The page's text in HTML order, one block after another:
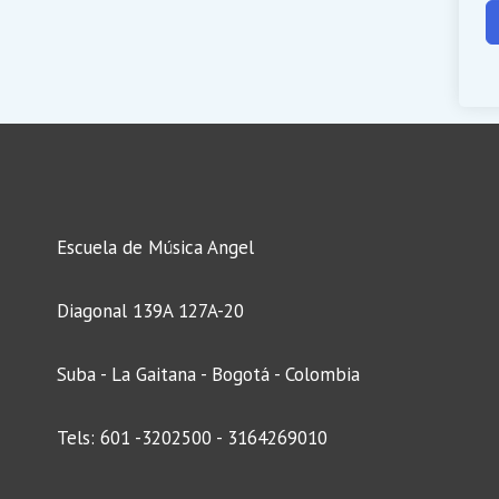
Escuela de Música Angel
Diagonal 139A 127A-20
Suba - La Gaitana - Bogotá - Colombia
Tels: 601 -3202500 - 3164269010